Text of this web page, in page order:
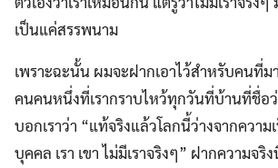
เป็นแค่สรรพนาม
เพราะฉะนั้น ผมจะฝากเอาไว้สำหรับคนที่ม
คนคนหนึ่งที่เรากราบไหว้ทุกวันที่บ้านที่ชื่อ
บอกเราว่า “แท้จริงแล้วโลกนี้ว่างจากควา
บุคคล เรา เขา ไม่มีเราจริงๆ” ฝากความจริ